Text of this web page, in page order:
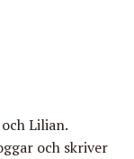
och Lilian.
och skriver